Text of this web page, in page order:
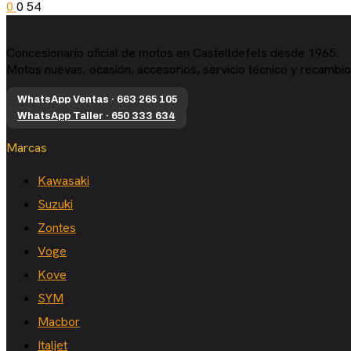
0 0 54
Concesionario oficial de motos en Castelldefels desde 1965.
Motos nuevas, ocasión, accesorios, servicio técnico y
WhatsApp Ventas · 663 265 105
WhatsApp Taller · 650 333 634
Marcas
Kawasaki
Suzuki
Zontes
Voge
Kove
SYM
Macbor
Italjet